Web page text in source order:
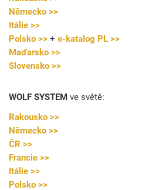
Německo >>
Itálie >>
Polsko >> + e-katalog PL >>
Maďarsko >>
Slovensko >>
WOLF SYSTEM ve světě:
Rakousko >>
Německo >>
ČR >>
Francie >>
Itálie >>
Polsko >>